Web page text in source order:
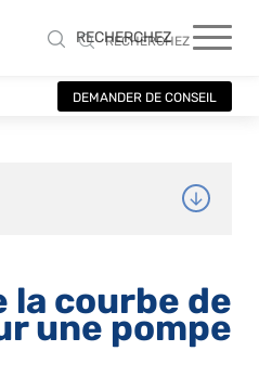
RECHERCHEZ
RECHERCHEZ
DEMANDER DE CONSEIL
la courbe de
une pompe